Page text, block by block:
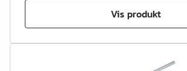
Vis produkt